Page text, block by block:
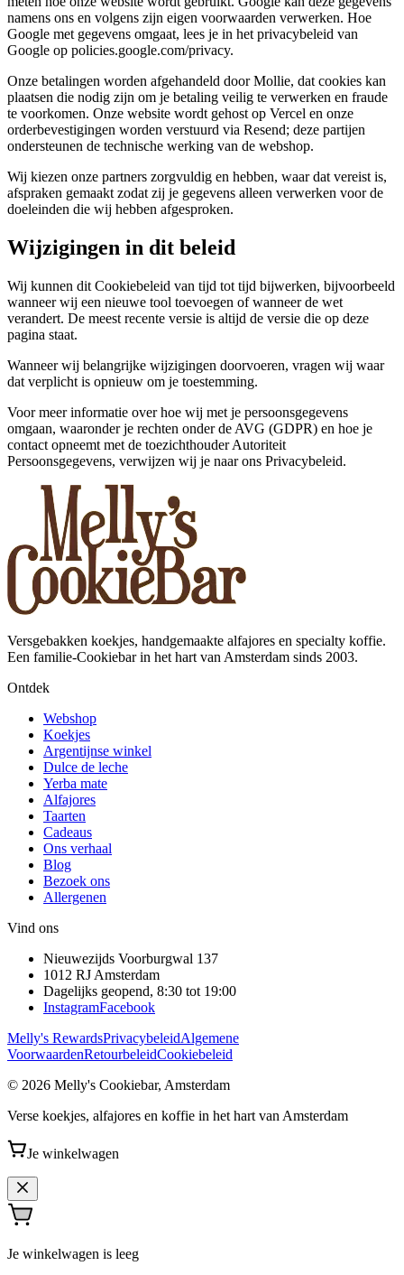
namens ons en volgens zijn eigen voorwaarden verwerken. Hoe
Google met gegevens omgaat, lees je in het privacybeleid van
Google op policies.google.com/privacy.
Onze betalingen worden afgehandeld door Mollie, dat cookies kan
plaatsen die nodig zijn om je betaling veilig te verwerken en fraude
te voorkomen. Onze website wordt gehost op Vercel en onze
orderbevestigingen worden verstuurd via Resend; deze partijen
ondersteunen de technische werking van de webshop.
Wij kiezen onze partners zorgvuldig en hebben, waar dat vereist is,
afspraken gemaakt zodat zij je gegevens alleen verwerken voor de
doeleinden die wij hebben afgesproken.
Wijzigingen in dit beleid
Wij kunnen dit Cookiebeleid van tijd tot tijd bijwerken, bijvoorbeeld
wanneer wij een nieuwe tool toevoegen of wanneer de wet
verandert. De meest recente versie is altijd de versie die op deze
pagina staat.
Wanneer wij belangrijke wijzigingen doorvoeren, vragen wij waar
dat verplicht is opnieuw om je toestemming.
Voor meer informatie over hoe wij met je persoonsgegevens
omgaan, waaronder je rechten onder de AVG (GDPR) en hoe je
contact opneemt met de toezichthouder Autoriteit
Persoonsgegevens, verwijzen wij je naar ons Privacybeleid.
Versgebakken koekjes, handgemaakte alfajores en specialty koffie.
Een familie-Cookiebar in het hart van Amsterdam sinds 2003.
Ontdek
Webshop
Koekjes
Argentijnse winkel
Dulce de leche
Yerba mate
Alfajores
Taarten
Cadeaus
Ons verhaal
Blog
Bezoek ons
Allergenen
Vind ons
Nieuwezijds Voorburgwal 137
1012 RJ Amsterdam
Dagelijks geopend, 8:30 tot 19:00
InstagramFacebook
Melly's RewardsPrivacybeleidAlgemene
VoorwaardenRetourbeleidCookiebeleid
© 2026 Melly's Cookiebar, Amsterdam
Verse koekjes, alfajores en koffie in het hart van Amsterdam
Je winkelwagen
Je winkelwagen is leeg